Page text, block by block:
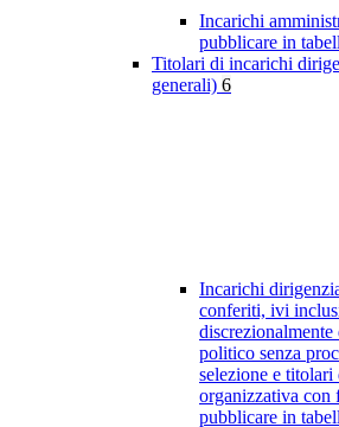
Incarichi
pubblicare in
Titolari di incarichi
generali) 6
Incarichi
conferiti, ivi
politico senza
selezione e
organizzativa con
pubblicare in